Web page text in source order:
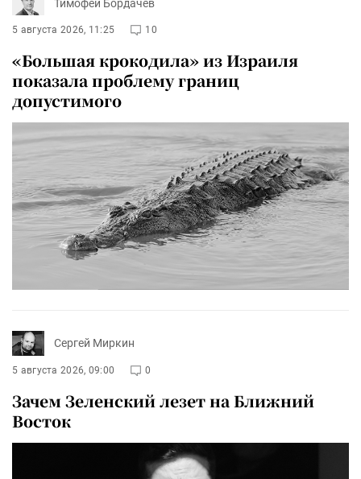
Тимофей Бордачёв
5 августа 2026, 11:25 10
«Большая крокодила» из Израиля
показала проблему границ
допустимого
Сергей Миркин
5 августа 2026, 09:00 0
Зачем Зеленский лезет на Ближний
Восток